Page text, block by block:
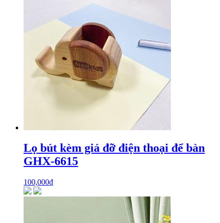
Lọ bút kèm giá đỡ điện thoại để bàn
GHX-6615
100,000₫